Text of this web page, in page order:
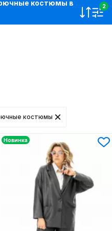
костюмы в
2
костюмы
Новинка